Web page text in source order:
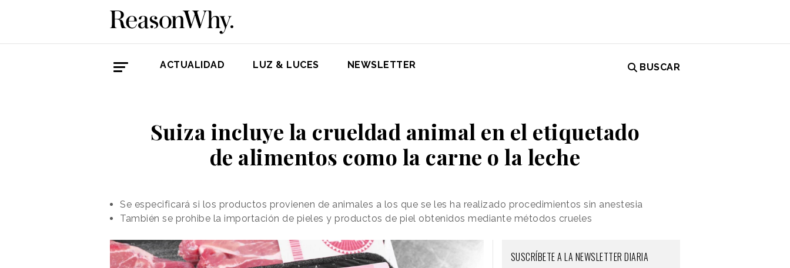
ACTUALIDAD LUZ & LUCES NEWSLETTER BUSCAR
Suiza incluye la crueldad animal en el etiquetado
de alimentos como la carne o la leche
Se especificará si los productos provienen de animales a los que se les ha realizado procedimientos sin anestesia
También se prohibe la importación de pieles y productos de piel obtenidos mediante métodos crueles
SUSCRÍBETE A LA NEWSLETTER DIARIA